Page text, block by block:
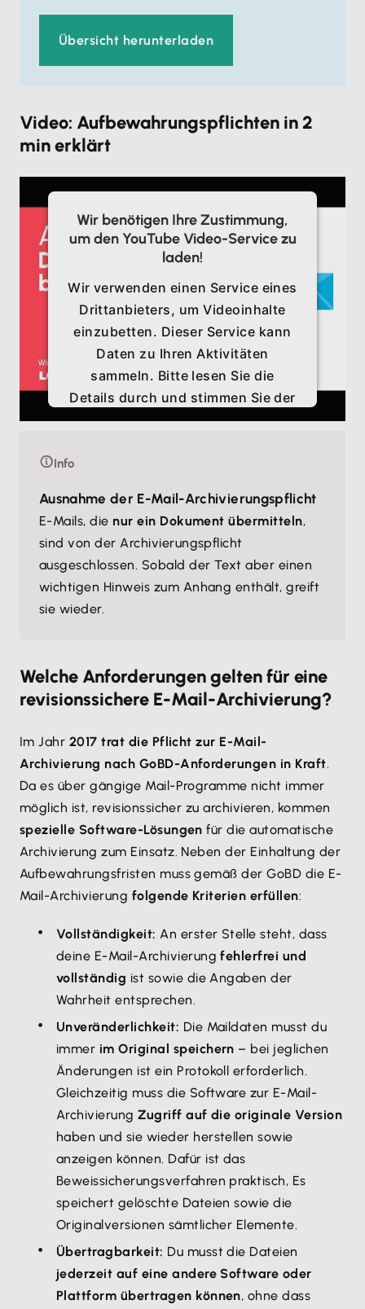
Übersicht herunterladen
Video: Aufbewahrungspflichten in 2
min erklärt
Wir benötigen Ihre Zustimmung,
um den YouTube Video-Service zu
laden!
Wir verwenden einen Service eines
Drittanbieters, um Videoinhalte
einzubetten. Dieser Service kann
Daten zu Ihren Aktivitäten
sammeln. Bitte lesen Sie die
Details durch und stimmen Sie der
Nutzung des Service zu, um
Mehr Informationen
Info
Ausnahme der E-Mail-Archivierungspflicht
E-Mails, die nur ein Dokument übermitteln,
sind von der Archivierungspflicht
ausgeschlossen. Sobald der Text aber einen
wichtigen Hinweis zum Anhang enthält, greift
sie wieder.
Welche Anforderungen gelten für eine
revisionssichere E-Mail-Archivierung?
Im Jahr 2017 trat die Pflicht zur E-Mail-
Archivierung nach GoBD-Anforderungen in Kraft.
Da es über gängige Mail-Programme nicht immer
möglich ist, revisionssicher zu archivieren, kommen
spezielle Software-Lösungen für die automatische
Archivierung zum Einsatz. Neben der Einhaltung der
Aufbewahrungsfristen muss gemäß der GoBD die E-
Mail-Archivierung folgende Kriterien erfüllen:
Vollständigkeit: An erster Stelle steht, dass
deine E-Mail-Archivierungfehlerfrei und
vollständig ist sowie die Angaben der
Wahrheit entsprechen.
Unveränderlichkeit: Die Maildaten musst du
immer im Original speichern – bei jeglichen
Änderungen ist ein Protokoll erforderlich.
Gleichzeitig muss die Software zur E-Mail-
ArchivierungZugriff auf die originale Version
haben und sie wieder herstellen sowie
anzeigen können. Dafür ist das
Beweissicherungsverfahren praktisch, Es
speichert gelöschte Dateien sowie die
Originalversionen sämtlicher Elemente.
Übertragbarkeit: Du musst die Dateien
jederzeit auf eine andere Software oder
Plattform übertragen können, ohne dass